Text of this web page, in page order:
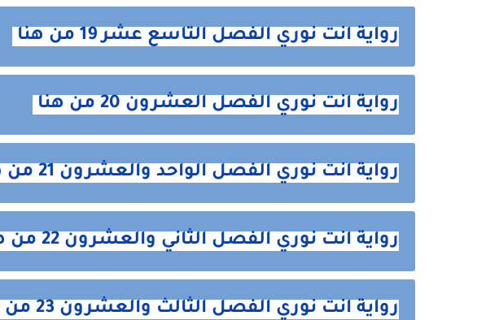
رواية انت نوري الفصل التاسع عشر 19 من هنا
رواية انت نوري الفصل العشرون 20 من هنا
رواية انت نوري الفصل الواحد والعشرون 21 من هنا
رواية انت نوري الفصل الثاني والعشرون 22 من هنا
رواية انت نوري الفصل الثالث والعشرون 23 من هنا